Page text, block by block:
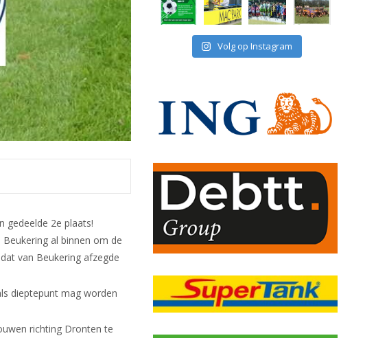
gedeelde 2e plaats!
al binnen om de
van Beukering afzegde
dieptepunt mag worden
richting Dronten te
Volg op Instagram